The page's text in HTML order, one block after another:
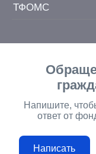
ТФОМС
Напишите,
ответ от
Написать